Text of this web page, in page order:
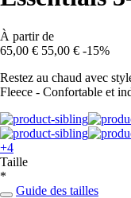
À partir de
65,00 € 55,00 € -15%
Restez au chaud avec
Fleece - Confortable et
+4
Taille
*
Guide des tailles